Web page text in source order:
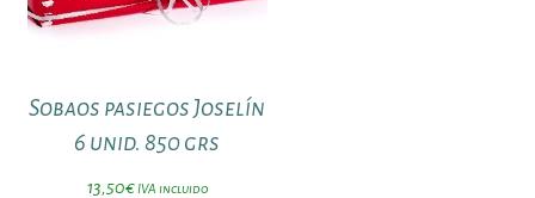
Sobaos pasiegos Joselín
6 unid. 850 grs
13,50€ IVA incluido